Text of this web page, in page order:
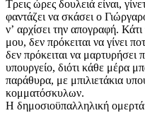
Τρεις ώρες δουλειά είναι,
φαντάζει να σκάσει ο
νʼ αρχίσει την απογραφή.
μου, δεν πρόκειται να γίνει
δεν πρόκειται να μαρτυρήσει
υπουργείο, διότι κάθε μέρα
παράθυρα, με μπιλιετάκια
κομματόσκυλων.
Η δημοσιοϋπαλληλική ομερτά